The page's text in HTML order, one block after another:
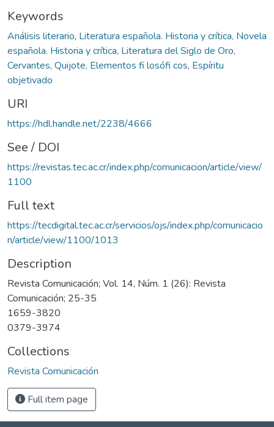
Keywords
Análisis literario, Literatura española. Historia y crítica, Novela
española. Historia y crítica, Literatura del Siglo de Oro,
Cervantes, Quijote, Elementos fi losófi cos, Espíritu
objetivado
URI
https://hdl.handle.net/2238/4666
See / DOI
https://revistas.tec.ac.cr/index.php/comunicacion/article/view/
1100
Full text
https://tecdigital.tec.ac.cr/servicios/ojs/index.php/comunicacio
n/article/view/1100/1013
Description
Revista Comunicación; Vol. 14, Núm. 1 (26): Revista
Comunicación; 25-35
1659-3820
0379-3974
Collections
Revista Comunicación
Full item page